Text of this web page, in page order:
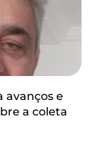
avanços e
a coleta